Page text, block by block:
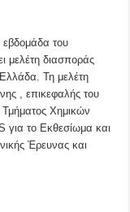
του
μελέτη διασποράς
Τη μελέτη
, επικεφαλής του
Τμήματος Χημικών
το Εκθεσίωμα και
Έρευνας και